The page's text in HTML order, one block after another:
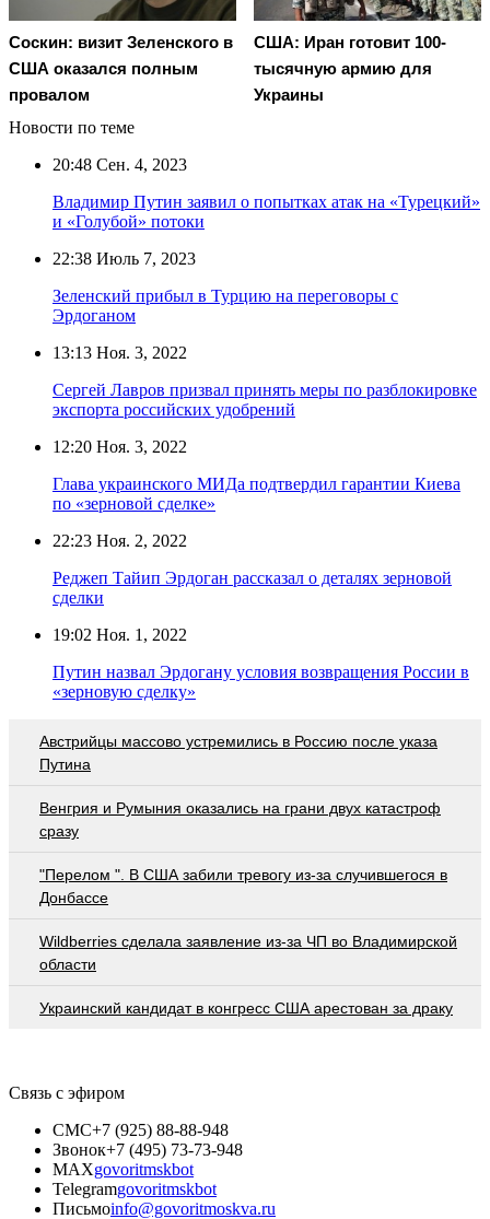
Соскин: визит Зеленского в
США оказался полным
провалом
США: Иран готовит 100-
тысячную армию для
Украины
Новости по теме
20:48 Сен. 4, 2023
Владимир Путин заявил о попытках атак на «Турецкий»
и «Голубой» потоки
22:38 Июль 7, 2023
Зеленский прибыл в Турцию на переговоры с
Эрдоганом
13:13 Ноя. 3, 2022
Сергей Лавров призвал принять меры по разблокировке
экспорта российских удобрений
12:20 Ноя. 3, 2022
Глава украинского МИДа подтвердил гарантии Киева
по «зерновой сделке»
22:23 Ноя. 2, 2022
Реджеп Тайип Эрдоган рассказал о деталях зерновой
сделки
19:02 Ноя. 1, 2022
Путин назвал Эрдогану условия возвращения России в
«зерновую сделку»
Австрийцы массово устремились в Россию после указа
Путина
Венгрия и Румыния оказались на грани двух катастроф
сразу
"Перелом ". В США забили тревогу из-за случившегося в
Донбассе
Wildberries cделала заявление из-за ЧП во Владимирской
области
Украинский кандидат в конгресс США арестован за драку
Связь с эфиром
СМС+7 (925) 88-88-948
Звонок+7 (495) 73-73-948
MAXgovoritmskbot
Telegramgovoritmskbot
Письмоinfo@govoritmoskva.ru